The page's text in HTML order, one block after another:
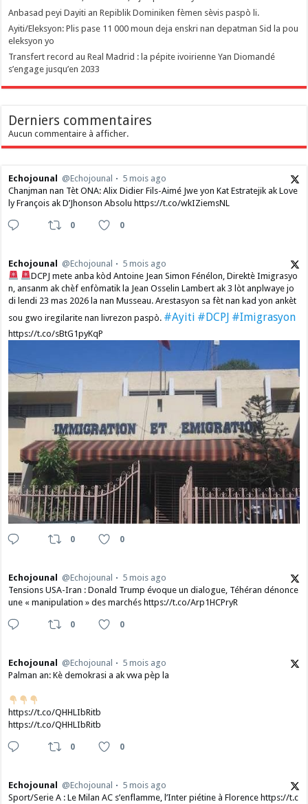
Anbasad peyi Dayiti an Repiblik Dominiken fèmen sèvis paspò li.
Ayiti/Eleksyon: Plis pase 11 000 moun deja enskri nan depatman Sid la pou
eleksyon yo
Transfert record au Real Madrid : la pépite ivoirienne Yan Diomandé
s’engage jusqu’en 2033
Derniers commentaires
Aucun commentaire à afficher.
Echojounal @Echojounal
5 mois ago
Chanjman nan Tèt ONA: Alix Didier Fils-Aimé Jwe yon Kat Estratejik ak Love
ly François ak D’Jhonson Absolu https://t.co/wkIZiemsNL
0 0
Echojounal @Echojounal
5 mois ago
DCPJ mete anba kòd Antoine Jean Simon Fénélon, Direktè Imigrasyo
n, ansanm ak chèf enfòmatik la Jean Osselin Lambert ak 3 lòt anplwaye jo
di lendi 23 mas 2026 la nan Musseau. Arestasyon sa fèt nan kad yon ankèt
sou gwo iregilarite nan livrezon paspò. #Ayiti #DCPJ #Imigrasyon
https://t.co/sBtG1pyKqP
0 0
Echojounal @Echojounal
5 mois ago
Tensions USA-Iran : Donald Trump évoque un dialogue, Téhéran dénonce
une « manipulation » des marchés https://t.co/Arp1HCPryR
0 0
Echojounal @Echojounal
5 mois ago
Palman an: Kè demokrasi a ak vwa pèp la
https://t.co/QHHLIbRitb
https://t.co/QHHLIbRitb
0 0
Echojounal @Echojounal
5 mois ago
Sport/Serie A : Le Milan AC s’enflamme, l’Inter piétine à Florence https://t.c